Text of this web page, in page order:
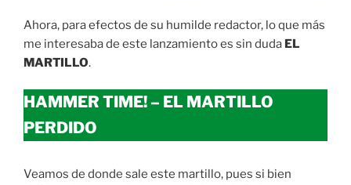
Ahora, para efectos de su humilde redactor, lo que más
me interesaba de este lanzamiento es sin duda EL
MARTILLO.
HAMMER TIME! – EL MARTILLO
PERDIDO
Veamos de donde sale este martillo, pues si bien